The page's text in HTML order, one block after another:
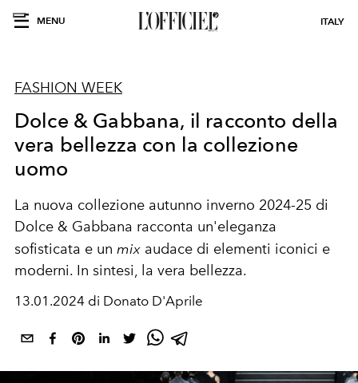
MENU ITALY
FASHION WEEK
Dolce & Gabbana, il racconto della
vera bellezza con la collezione
uomo
La nuova collezione autunno inverno 2024-25 di
Dolce & Gabbana racconta un'eleganza
sofisticata e un mix audace di elementi iconici e
moderni. In sintesi, la vera bellezza.
13.01.2024 di Donato D'Aprile